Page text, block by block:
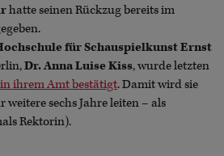
hatte seinen Rückzug bereits im
für Schauspielkunst Ernst
Dr. Anna Luise Kiss, wurde letzten
in ihrem Amt bestätigt. Damit wird sie
weitere sechs Jahre leiten – als
Rektorin).